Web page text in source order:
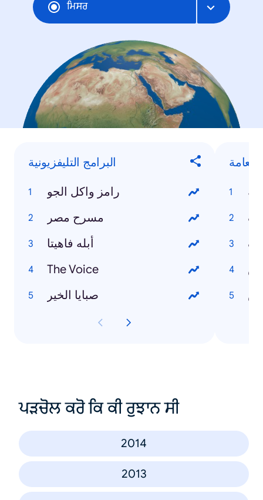
ਮਿਸਰ
البرامج التليفزيونية
رامز واكل الجو
مسرح مصر
أبله فاهيتا
The Voice
صبايا الخير
ਪੜਚੋਲ ਕਰੋ ਕਿ ਕੀ ਰੁਝਾਨ ਸੀ
2014
2013